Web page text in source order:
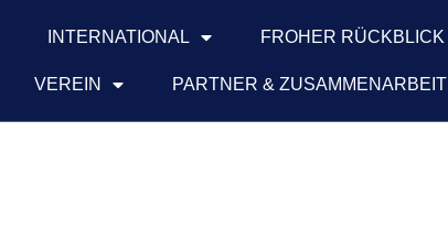
INTERNATIONAL FROHER RÜCKBLICK
VEREIN PARTNER & ZUSAMMENARBEIT